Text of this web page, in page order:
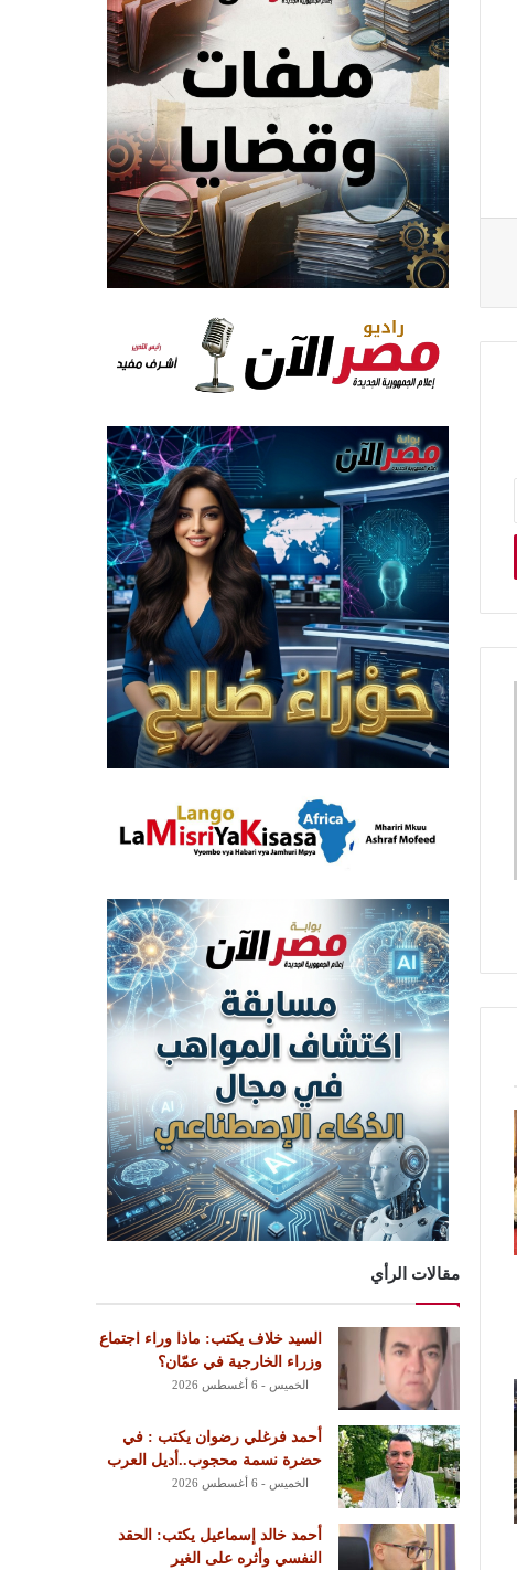
مقالات الرأي
السيد خلاف يكتب: ماذا وراء اجتماع
وزراء الخارجية في عمّان؟
الخميس - 6 أغسطس 2026
أحمد فرغلي رضوان يكتب : في
حضرة نسمة محجوب..أديل العرب
الخميس - 6 أغسطس 2026
أحمد خالد إسماعيل يكتب: الحقد
النفسي وأثره على الغير